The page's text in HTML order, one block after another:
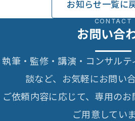
お知らせ一覧に
CONTACT
お問い合
執筆・監修・講演・コンサル
談など、お気軽にお問い
ご依頼内容に応じて、専用の
ご用意していま